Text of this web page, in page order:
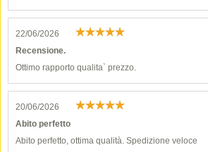
22/06/2026
Recensione.
Ottimo rapporto qualita` prezzo.
20/06/2026
Abito perfetto
Abito perfetto, ottima qualità. Spedizione veloce